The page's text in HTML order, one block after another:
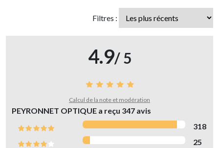
Filtres :
4.9/ 5
Calcul de la note et modération
PEYRONNET OPTIQUE a reçu 347 avis
318
25